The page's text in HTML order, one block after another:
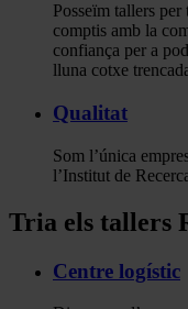
Posseïm tallers
comptis amb la
confiança per a
lluna cotxe
Qualitat
Som l’única
l’Institut de
Tria els tallers
Centre logístic